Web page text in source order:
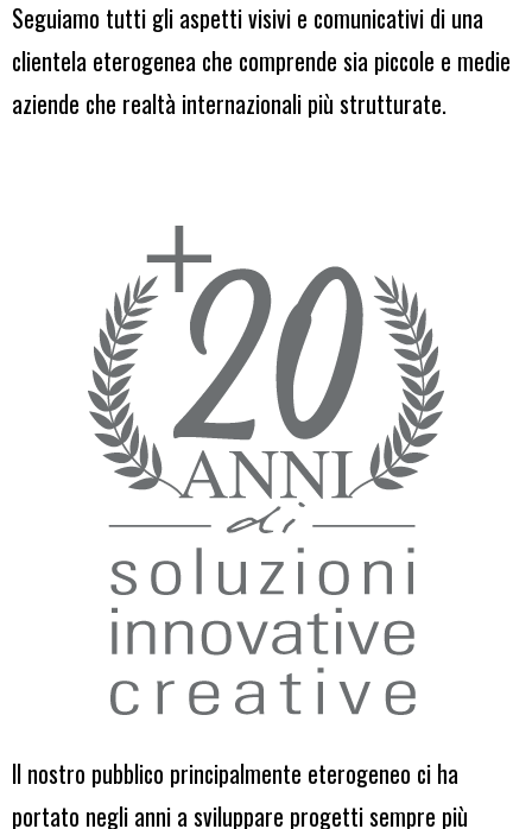
Seguiamo tutti gli aspetti visivi e comunicativi di una
clientela eterogenea che comprende sia piccole e medie
aziende che realtà internazionali più strutturate.
Il nostro pubblico principalmente eterogeneo ci ha
portato negli anni a sviluppare progetti sempre più